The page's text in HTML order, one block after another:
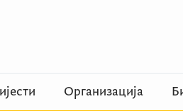
Организација